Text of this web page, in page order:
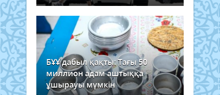
БҰҰ дабыл қақты: Тағы 50
миллион адам аштыққа
ұшырауы мүмкін